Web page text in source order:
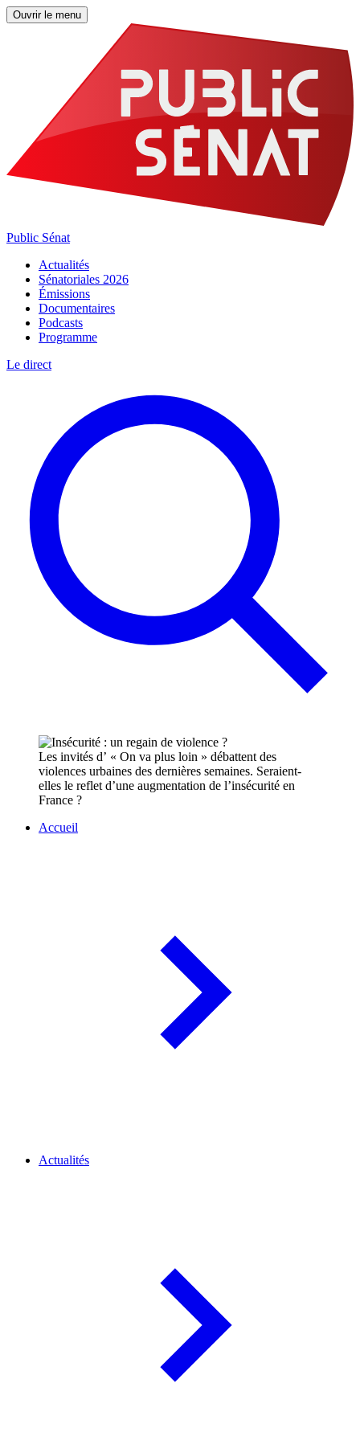
Ouvrir le menu
Public Sénat
Actualités
Sénatoriales 2026
Émissions
Documentaires
Podcasts
Programme
Le direct
Les invités d’ « On va plus loin » débattent des
violences urbaines des dernières semaines. Seraient-
elles le reflet d’une augmentation de l’insécurité en
France ?
Accueil
Actualités